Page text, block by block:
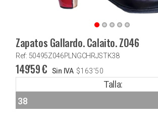
Zapatos Gallardo. Calaito. Z046
Ref: 50495Z046PLNGCHRJSTK38
149'59€ Sin IVA $163'50
Talla: